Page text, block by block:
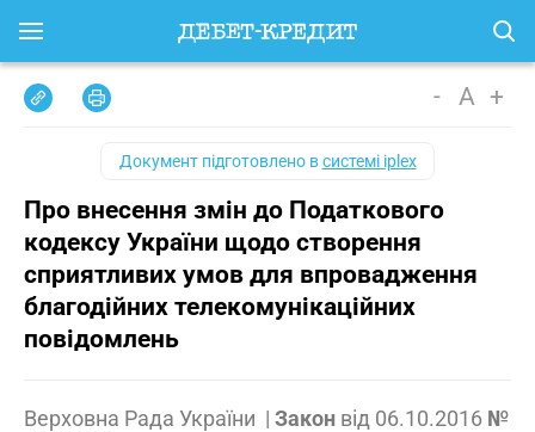
- A +
Документ підготовлено всистемі iplex
Про внесення змін до Податкового
кодексу України щодо створення
сприятливих умов для впровадження
благодійних телекомунікаційних
повідомлень
Верховна Рада України | Закон від 06.10.2016 №